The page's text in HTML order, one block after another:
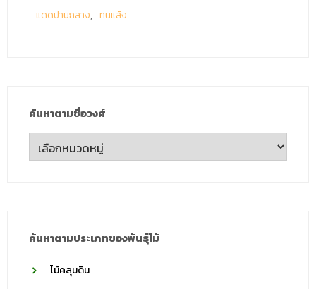
แดดปานกลาง
ทนแล้ง
ค้นหาตามชื่อวงศ์
ค้นหา
ตาม
ค้นหาตามประเภทของพันธุ์ไม้
ไม้คลุมดิน